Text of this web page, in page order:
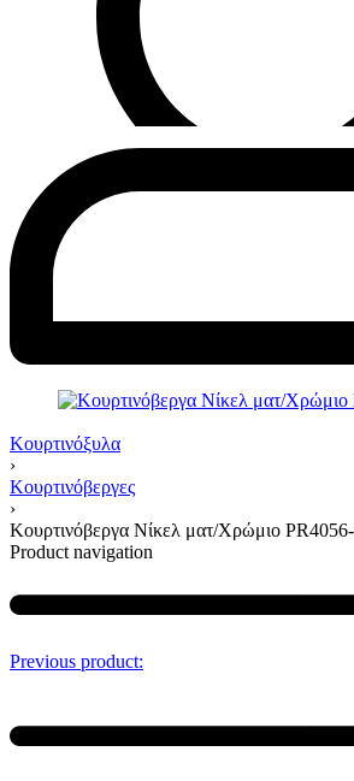
Κουρτινόξυλα
›
Κουρτινόβεργες
›
Κουρτινόβεργα Νίκελ ματ/Χρώμιο
Product navigation
Previous product: